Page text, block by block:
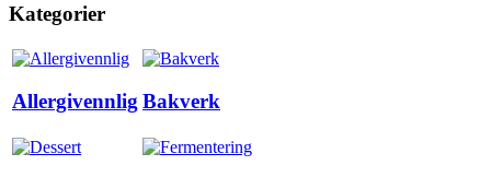
Kategorier
Allergivennlig Bakverk